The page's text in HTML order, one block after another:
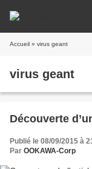
Accueil » virus geant
virus geant
Découverte
Publié le 08/09/2015 à
Par OOKAWA-Corp